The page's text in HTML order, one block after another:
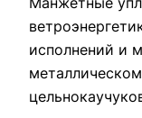
исполнений и